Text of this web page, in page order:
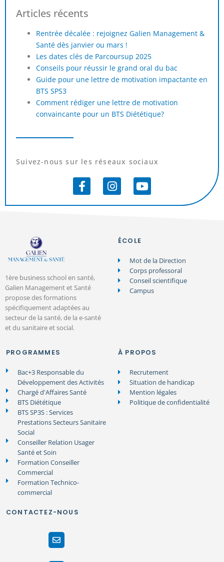
Articles récents
Rentrée décalée : rejoignez Galien Management &
Santé dès janvier ou mars !
Les dates clés de Parcoursup 2025
Conseils pour réussir le grand oral du bac
Guide pour une lettre de motivation impactante en
BTS SPS3
Comment rédiger une lettre de motivation
convaincante pour un BTS Diététique?
Suivez-nous sur les réseaux sociaux
1ère business school en santé,
Galien Management et Santé
propose des formations
spécifiquement adaptées au
secteur de la santé, de la e-santé
et du sanitaire et social.
ÉCOLE
Mot de la Direction
Corps professoral
Conseil scientifique
Campus
PROGRAMMES
Bac+3 Responsable du
Développement des Activités
Chargé d'Affaires Santé
BTS Diététique
BTS SP3S : Services
Prestations Secteurs Sanitaire
Social
Conseiller Relation Usager
Santé et Soin
Formation Conseiller
Commercial
Formation Technico-
commercial
À PROPOS
Recrutement
Situation de handicap
Mention légales
Politique de confidentialité
CONTACTEZ-NOUS